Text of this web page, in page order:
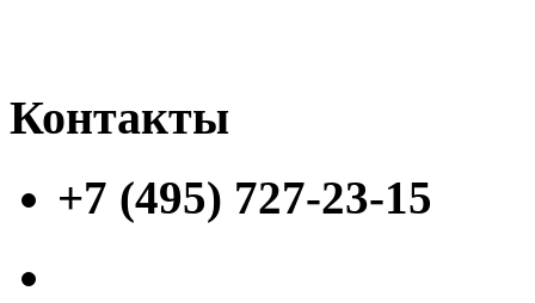
Контакты
+7 (495) 727-23-15